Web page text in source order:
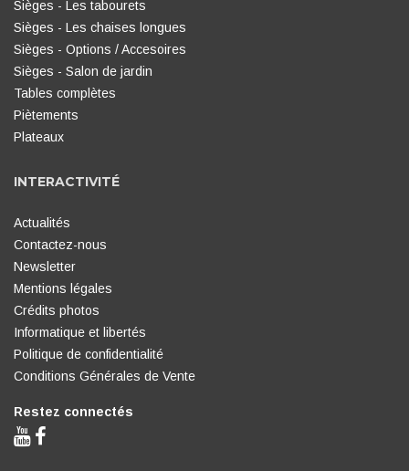
Sièges - Les tabourets
Sièges - Les chaises longues
Sièges - Options / Accesoires
Sièges - Salon de jardin
Tables complètes
Piètements
Plateaux
INTERACTIVITÉ
Actualités
Contactez-nous
Newsletter
Mentions légales
Crédits photos
Informatique et libertés
Politique de confidentialité
Conditions Générales de Vente
Restez connectés